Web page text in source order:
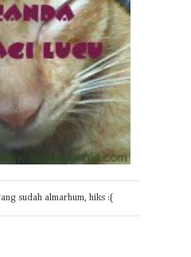
sudah almarhum, hiks :(